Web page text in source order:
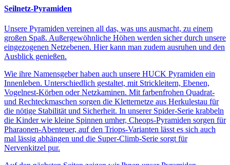
Seilnetz-Pyramiden
Unsere Pyramiden vereinen all das, was uns ausmacht, zu einem
großen Spaß. Außergewöhnliche Höhen werden sicher durch unsere
eingezogenen Netzebenen. Hier kann man zudem ausruhen und den
Ausblick genießen.
Wie ihre Namensgeber haben auch unsere HUCK Pyramiden ein
Innenleben. Unterschiedlich gestaltet, mit Strickleitern, Ebenen,
Vogelnest-Körben oder Netzkaminen. Mit farbenfrohen Quadrat-
und Rechteckmaschen sorgen die Kletternetze aus Herkulestau für
die nötige Stabilität und Sicherheit. In unserer Spider-Serie krabbeln
die Kinder wie kleine Spinnen umher, Cheops-Pyramiden sorgen für
Pharaonen-Abenteuer, auf den Triops-Varianten lässt es sich auch
mal lässig abhängen und die Super-Climb-Serie sorgt für
Nervenkitzel pur.